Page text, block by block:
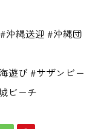
沖縄送迎 #沖縄団
遊び #サザンビー
ビーチ